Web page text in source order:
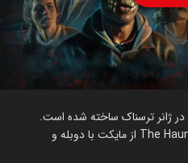
فیلم جنگل تسخیر شده در سال 2025 در ژانر ترسناک ساخته شده است.
تماشای آنلاین و رایگان The Haunted Forest از مایکت با دوبله و